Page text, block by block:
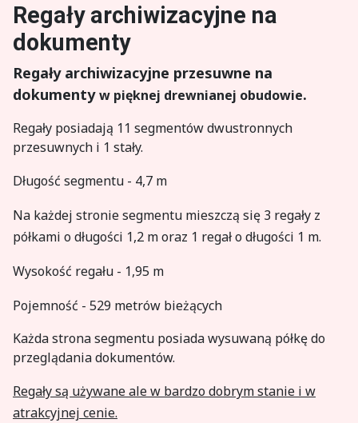
Regały archiwizacyjne na
dokumenty
Regały archiwizacyjne przesuwne na
dokumentyw pięknej drewnianej obudowie.
Regały posiadają 11 segmentów dwustronnych
przesuwnych i 1 stały.
Długość segmentu - 4,7 m
Na każdej stronie segmentu mieszczą się 3 regały z
półkami o długości 1,2 m oraz 1 regał o długości 1 m.
Wysokość regału - 1,95 m
Pojemność - 529 metrów bieżących
Każda strona segmentu posiada wysuwaną półkę do
przeglądania dokumentów.
Regały są używane ale w bardzo dobrym stanie i w
atrakcyjnej cenie.